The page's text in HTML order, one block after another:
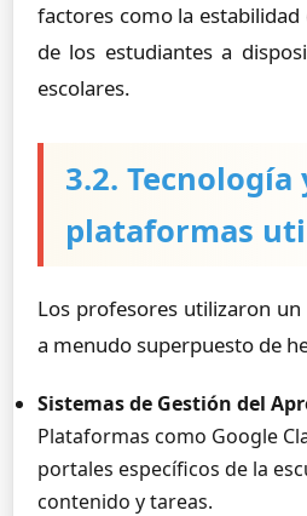
factores como la
de los estudiantes a
escolares.
3.2. Tecnología
plataformas
Los profesores utilizaron
a menudo superpuesto de
Sistemas de Gestión del
Plataformas como Google
portales específicos de la
contenido y tareas.